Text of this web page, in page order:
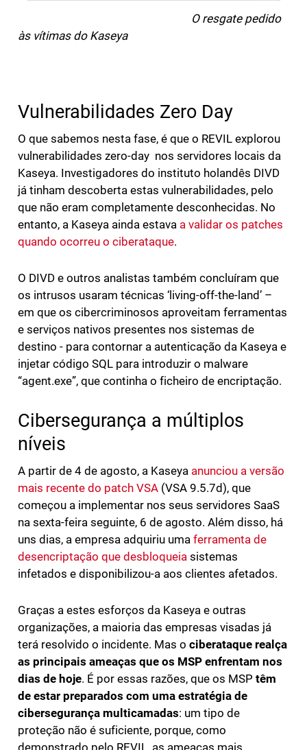
O resgate pedido
às vítimas do Kaseya
Vulnerabilidades Zero Day
O que sabemos nesta fase, é que o REVIL explorou
vulnerabilidades zero-day nos servidores locais da
Kaseya. Investigadores do instituto holandês DIVD
já tinham descoberta estas vulnerabilidades, pelo
que não eram completamente desconhecidas. No
entanto, a Kaseya ainda estava a validar os patches
quando ocorreu o ciberataque.
O DIVD e outros analistas também concluíram que
os intrusos usaram técnicas ‘living-off-the-land’ –
em que os cibercriminosos aproveitam ferramentas
e serviços nativos presentes nos sistemas de
destino - para contornar a autenticação da Kaseya e
injetar código SQL para introduzir o malware
“agent.exe”, que continha o ficheiro de encriptação.
Cibersegurança a múltiplos
níveis
A partir de 4 de agosto, a Kaseya anunciou a versão
mais recente do patch VSA(VSA 9.5.7d), que
começou a implementar nos seus servidores SaaS
na sexta-feira seguinte, 6 de agosto. Além disso, há
uns dias, a empresa adquiriu umaferramenta de
desencriptação que desbloqueiasistemas
infetados e disponibilizou-a aos clientes afetados.
Graças a estes esforços da Kaseya e outras
organizações, a maioria das empresas visadas já
terá resolvido o incidente. Mas ociberataque realça
as principais ameaças que os MSP enfrentam nos
dias de hoje. É por essas razões, que os MSP têm
de estar preparados com uma estratégia de
cibersegurança multicamadas: um tipo de
proteção não é suficiente, porque, como